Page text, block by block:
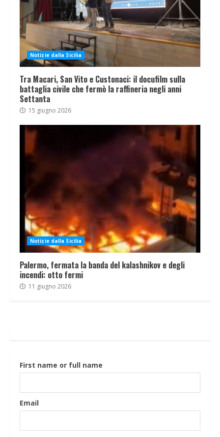
Notizie dalla Sicilia
Tra Macari, San Vito e Custonaci: il docufilm sulla
battaglia civile che fermò la raffineria negli anni
Settanta
15 giugno 2026
Notizie dalla Sicilia
Palermo, fermata la banda del kalashnikov e degli
incendi: otto fermi
11 giugno 2026
First name or full name
Email